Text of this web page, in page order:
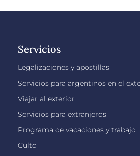
Servicios
Legalizaciones y apostillas
Servicios para argentinos en el
Viajar al exterior
Servicios para extranjeros
Programa de vacaciones y trabajo
Culto